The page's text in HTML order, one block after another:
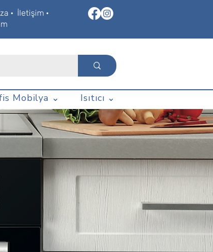
· İletişim ·
Mobilya ⌄ Isıtıcı ⌄